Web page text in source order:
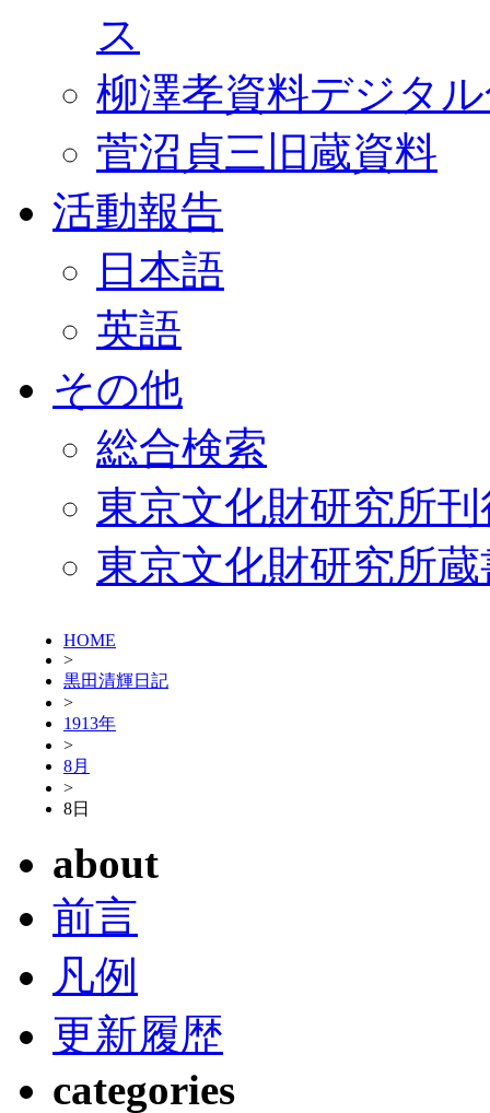
ス
柳澤孝資料デジタ
菅沼貞三旧蔵資料
活動報告
日本語
英語
その他
総合検索
東京文化財研究所
東京文化財研究所
HOME
>
黒田清輝日記
>
1913年
>
8月
>
8日
about
前言
凡例
更新履歴
categories